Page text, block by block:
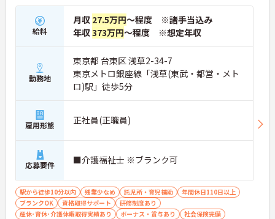
給料
月収 27.5万円～程度 ※諸手当込み
年収373万円～程度 ※想定年収
勤務地
東京都 台東区 浅草2-34-7
東京メトロ銀座線「浅草(東武・都営・メト
ロ)駅」徒歩5分
雇用形態 正社員(正職員)
応募要件 ■介護福祉士 ※ブランク可
駅から徒歩10分以内 残業少なめ 託児所・育児補助
年間休日110日以上
ブランクOK
資格取得サポート
研修制度あり
産休･育休･介護休暇取得実績あり
ボーナス・賞与あり
社会保険完備